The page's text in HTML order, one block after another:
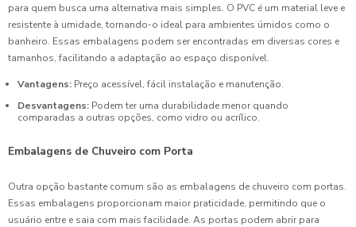
para quem busca uma alternativa mais simples. O PVC é um material leve e
resistente à umidade, tornando-o ideal para ambientes úmidos como o
banheiro. Essas embalagens podem ser encontradas em diversas cores e
tamanhos, facilitando a adaptação ao espaço disponível.
Vantagens: Preço acessível, fácil instalação e manutenção.
Desvantagens: Podem ter uma durabilidade menor quando
comparadas a outras opções, como vidro ou acrílico.
Embalagens de Chuveiro com Porta
Outra opção bastante comum são as embalagens de chuveiro com portas.
Essas embalagens proporcionam maior praticidade, permitindo que o
usuário entre e saia com mais facilidade. As portas podem abrir para